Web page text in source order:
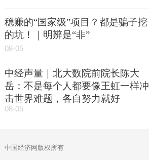
稳赚的“国家级”项目？都是骗子挖
的坑！｜明辨是“非”
08-05
中经声量｜北大数院前院长陈大
岳：不是每个人都要像王虹一样冲
击世界难题，各自努力就好
08-05
中国经济网版权所有